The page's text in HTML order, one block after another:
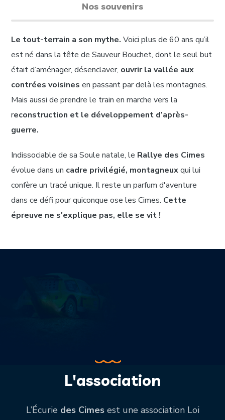
Nos souvenirs
Le tout-terrain a son mythe. Voici plus de 60 ans qu’il
est né dans la tête de Sauveur Bouchet, dont le seul but
était d’aménager, désenclaver, ouvrir la vallée aux
contrées voisines en passant par delà les montagnes.
Mais aussi de prendre le train en marche vers la
reconstruction et le développement d’après-
guerre.
Indissociable de sa Soule natale, le Rallye des Cimes
évolue dans un cadre privilégié, montagneuxqui lui
confère un tracé unique. Il reste un parfum d'aventure
dans ce défi pour quiconque ose les Cimes. Cette
épreuve ne s'explique pas, elle se vit !
L'association
L’Écuriedes Cimesest une association Loi